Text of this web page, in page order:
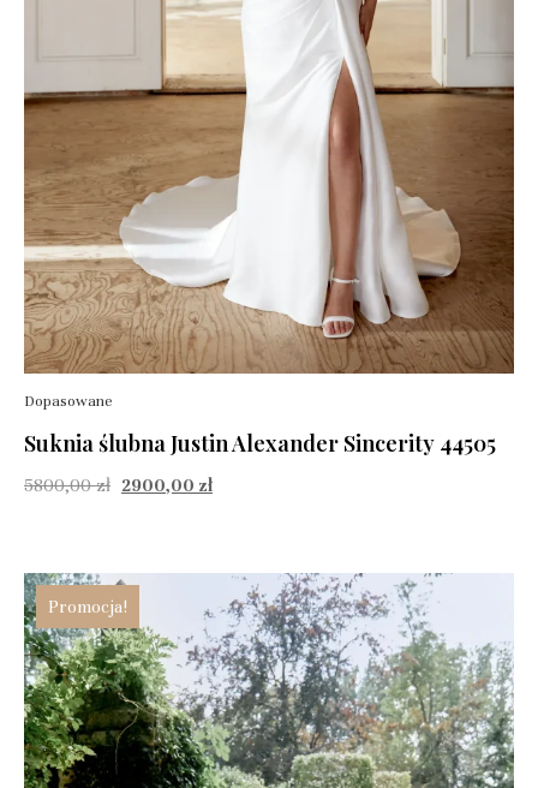
Dopasowane
Suknia ślubna Justin Alexander Sincerity 44505
5800,00zł 2900,00 zł
Promocja!